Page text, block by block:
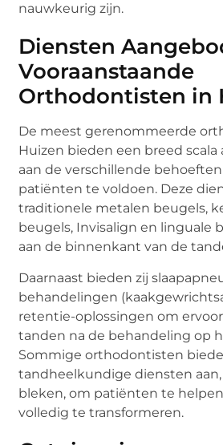
nauwkeurig zijn.
Diensten
Vooraanstaande
Orthodontisten in
De meest gerenommeerde
Huizen bieden een breed
aan de verschillende
patiënten te voldoen. Deze
traditionele metalen beugels,
beugels, Invisalign en linguale
aan de binnenkant van de
Daarnaast bieden zij
behandelingen
retentie-oplossingen om
tanden na de behandeling op
Sommige orthodontisten
tandheelkundige diensten aan,
bleken, om patiënten te
volledig te transformeren.